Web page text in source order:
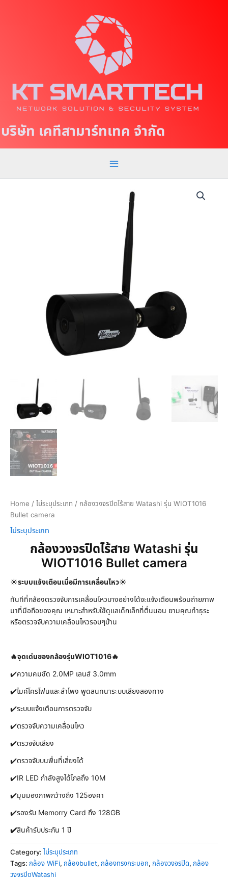
eบริษัท เคทีสามาร์ทเทค จำกัด
a
n
M
e
Home / ไม่ระบุประเภท / กล้องวงจรปิดไร้สาย Watashi รุ่น WIOT1016
Bullet camera
ไม่ระบุประเภท
กล้องวงจรปิดไร้สาย Watashi รุ่น
WIOT1016 Bullet camera
☀️ระบบแจ้งเตือนเมื่อมีการเคลื่อนไหว☀️
ทันทีที่กล้องตรวจจับการเคลื่อนไหวบางอย่างได้จะแจ้งเตือนพร้อมถ่ายภาพ
มาที่มือถือของคุณ เหมาะสำหรับใช้ดูแลเด็กเล็กที่ตื่นนอน ยามคุณทำธุระ
หรือตรวจจับความเคลื่อนไหวรอบๆบ้าน
🔥จุดเด่นของกล้องรุ่นWIOT1016🔥
✔️ความคมชัด 2.0MP เลนส์ 3.0mm
✔️ไมค์โครโฟนและลำโพง พูดสนทนาระบบเสียงสองทาง
✔️ระบบแจ้งเตือนการตรวจจับ
✔️ตรวจจับความเคลื่อนไหว
✔️ตรวจจับเสียง
✔️ตรวจจับบนพื่นที่เสี่ยงได้
✔️IR LED กำลังสูงได้ไกลถึง 10M
✔️มุมมองภาพกว้างถึง 125องศา
✔️รองรับ Memorry Card ถึง 128GB
✔️สินค้ารับประกัน 1 ปี
Category: ไม่ระบุประเภท
Tags: กล้อง WiFi, กล้องbullet, กล้องทรงกระบอก, กล้องวงจรปิด, กล้อง
วงจรปิดWatashi